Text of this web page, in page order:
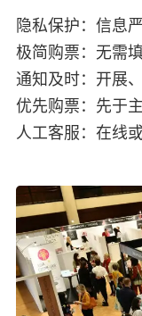
隐私保护：信息
极简购票：无需
通知及时：开展
优先购票：先于
人工客服：在线